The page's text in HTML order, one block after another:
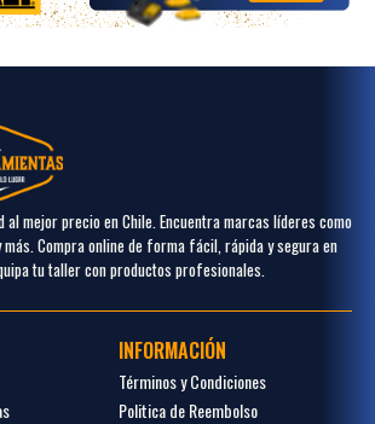
al mejor precio en Chile. Encuentra marcas líderes como
más. Compra online de forma fácil, rápida y segura en
tu taller con productos profesionales.
INFORMACIÓN
Términos y Condiciones
Politica de Reembolso